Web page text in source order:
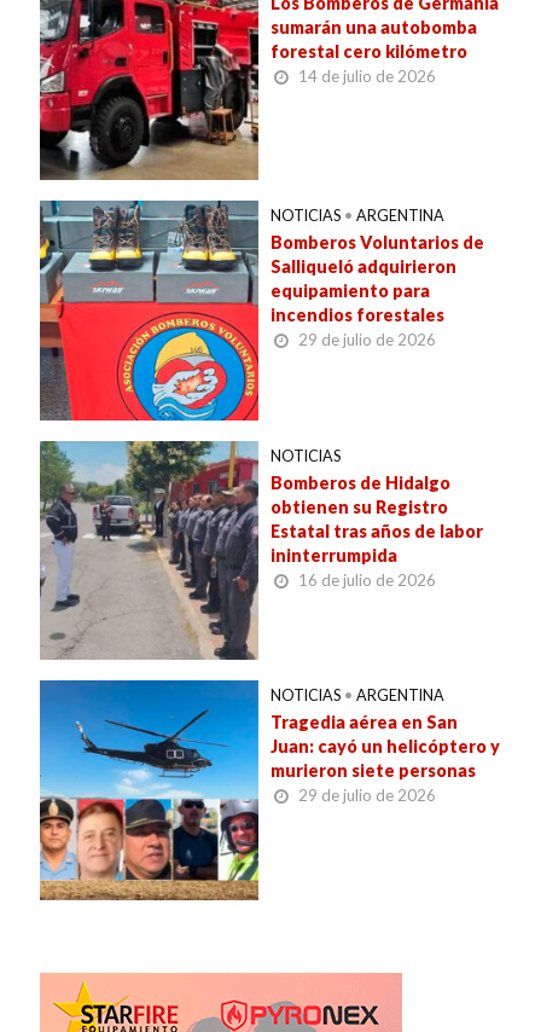
sumarán una autobomba
forestal cero kilómetro
14 de julio de 2026
NOTICIAS • ARGENTINA
Bomberos Voluntarios de
Salliqueló adquirieron
equipamiento para
incendios forestales
29 de julio de 2026
NOTICIAS
Bomberos de Hidalgo
obtienen su Registro
Estatal tras años de labor
ininterrumpida
16 de julio de 2026
NOTICIAS • ARGENTINA
Tragedia aérea en San
Juan: cayó un helicóptero y
murieron siete personas
29 de julio de 2026